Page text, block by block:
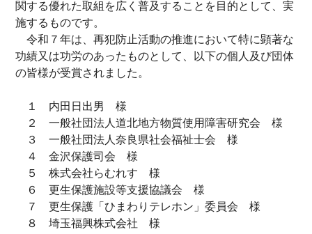
関する優れた取組を広く普及することを目的として、実
施するものです。
令和７年は、再犯防止活動の推進において特に顕著な
功績又は功労のあったものとして、以下の個人及び団体
の皆様が受賞されました。
１ 内田日出男 様
２ 一般社団法人道北地方物質使用障害研究会 様
３ 一般社団法人奈良県社会福祉士会 様
４ 金沢保護司会 様
５ 株式会社らむれす 様
６ 更生保護施設等支援協議会 様
７ 更生保護「ひまわりテレホン」委員会 様
８ 埼玉福興株式会社 様